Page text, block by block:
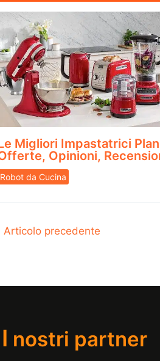
Migliori Impastatrici
Opinioni,
Robot da Cucina
Articolo precedente
I nostri partner